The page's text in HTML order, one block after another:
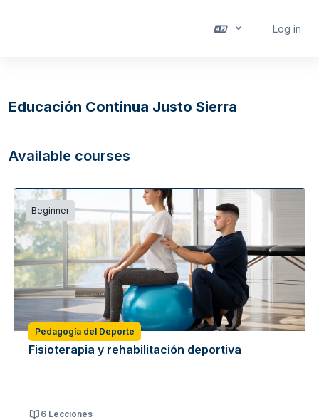
Log in
Educación Continua Justo Sierra
Available courses
Beginner
Pedagogía del Deporte
Fisioterapia y rehabilitación deportiva
6 Lecciones